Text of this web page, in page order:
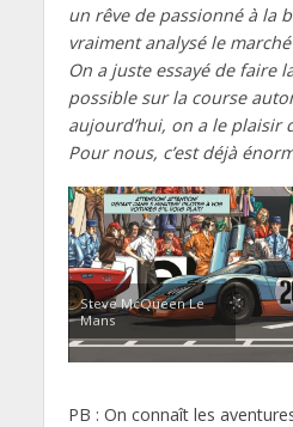
un rêve de passionné à la
vraiment analysé le
On a juste essayé de faire
possible sur la course
aujourd’hui, on a le plaisir
Pour nous, c’est déjà
Steve McQueen Le
Mans
PB : On connaît les